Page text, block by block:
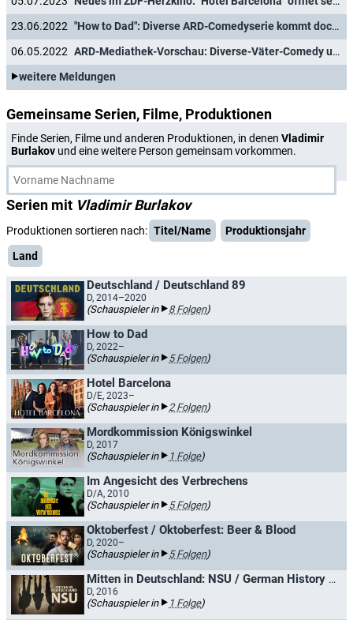
23.06.2022
"How to Dad": Diverse ARD-Comedyserie kommt doch ins lineare TV
06.05.2022
ARD-Mediathek-Vorschau: Diverse-Väter-Comedy und spanisches Coming-of-Age-Drama
weitere Meldungen
Gemeinsame Serien, Filme, Produktionen
Finde Serien, Filme und anderen Produktionen, in denen Vladimir
Burlakov und eine weitere Person gemeinsam vorkommen.
Serien mit Vladimir Burlakov
Produktionen sortieren nach: Titel/Name
Produktionsjahr
Land
Deutschland / Deutschland 89
D, 2014–2020
(Schauspieler in 8 Folgen)
How to Dad
D, 2022–
(Schauspieler in 5 Folgen)
Hotel Barcelona
D/E, 2023–
(Schauspieler in 2 Folgen)
Mordkommission Königswinkel
D, 2017
(Schauspieler in 1 Folge)
Im Angesicht des Verbrechens
D/A, 2010
(Schauspieler in 5 Folgen)
Oktoberfest / Oktoberfest: Beer & Blood
D, 2020–
(Schauspieler in 5 Folgen)
Mitten in Deutschland: NSU / German History X: NSU
D, 2016
(Schauspieler in 1 Folge)